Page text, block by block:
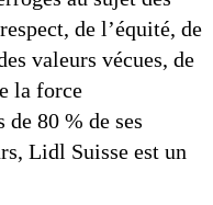
de l’équité, de
valeurs vécues, de
la force
80 % de ses
Lidl Suisse est un